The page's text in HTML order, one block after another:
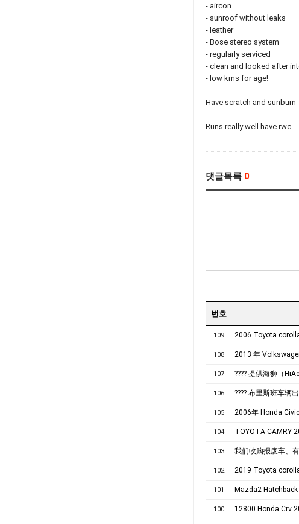
- aircon
- sunroof without leaks
- leather
- Bose stereo system
- regularly serviced
- clean and looked after
- low kms for age!
Have scratch and sunburn
Runs really well have rwc
댓글목록 0
번호
109 2006 Toyota
108 2013 年
107 ???? 提供海狮（
106 ???? 布里斯班车辆
105 2006年 Honda
104 TOYOTA CAMRY
103 我们收购报废车、
102 2019 Toyota
101 Mazda2
100 12800 Honda Crv